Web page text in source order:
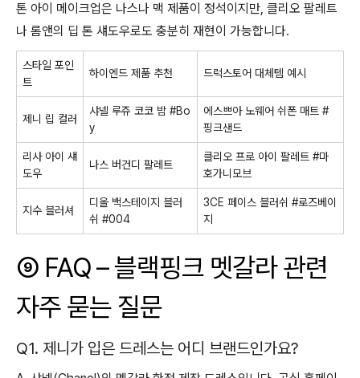
톤 아이 메이크업은 나스나 맥 제품이 정석이지만, 클리오 팔레트
나 롬앤의 딥 톤 섀도우로도 충분히 재현이 가능합니다.
스타일 포인
트
하이엔드 제품 추천 드럭스토어 대체템 예시
제니 립 컬러
샤넬 루쥬 코코 밤 #Bo
y
에스쁘아 노웨어 쉬폰 매트 #
핑크샌드
리사 아이 섀
도우
나스 버건디 팔레트
클리오 프로 아이 팔레트 #마
호가니모브
지수 블러셔
디올 백스테이지 블러
쉬 #004
3CE 페이스 블러쉬 #로즈베이
지
⑨ FAQ – 블랙핑크 멧갈라 관련
자주 묻는 질문
Q1. 제니가 입은 드레스는 어디 브랜드인가요?